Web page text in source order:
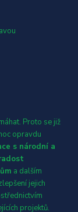
Proto se již
opravdu
s národní a
a dalším
jejich
projektů.